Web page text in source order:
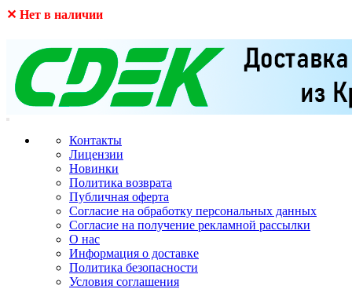
✕ Нет в наличии
Контакты
Лицензии
Новинки
Политика возврата
Публичная оферта
Согласие на обработку персональных данных
Согласие на получение рекламной рассылки
О нас
Информация о доставке
Политика безопасности
Условия соглашения